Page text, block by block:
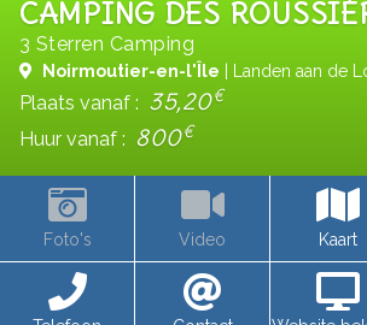
CAMPING DES
3 Sterren Camping
Noirmoutier-en-l'Île | Landen aan de
Plaats vanaf : 35,20€
Huur vanaf : 800€
Foto's Video Kaart